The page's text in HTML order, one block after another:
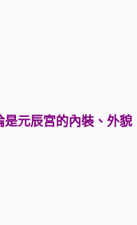
元辰宮的內裝、外